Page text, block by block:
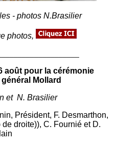
- photos N.Brasilier
photos,
août pour la cérémonie
Mollard
et N. Brasilier
Président, F. Desmarthon,
droite)), C. Fournié et D.